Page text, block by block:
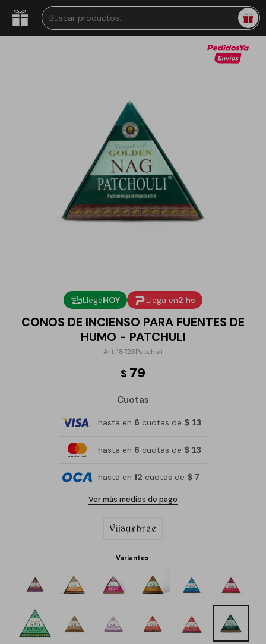
LlegaHOY Llega en2 hs
CONOS DE INCIENSO PARA FUENTES DE
HUMO - PATCHULI
18723Patchuli
$ 79
Cuotas
hasta en 6 cuotas de $ 13
hasta en 6 cuotas de $ 13
hasta en 12 cuotas de $ 7
Ver más medios de pago
Variantes: